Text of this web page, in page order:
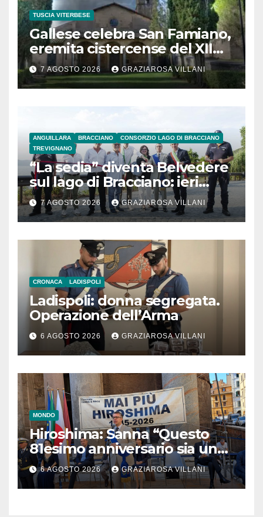
TUSCIA VITERBESE
Gallese celebra San Famiano,
eremita cistercense del XII
secolo
7 AGOSTO 2026 GRAZIAROSA VILLANI
ANGUILLARA BRACCIANO
CONSORZIO LAGO DI BRACCIANO
TREVIGNANO
“La sedia” diventa Belvedere
sul lago di Bracciano: ieri
l’inaugurazione
7 AGOSTO 2026 GRAZIAROSA VILLANI
CRONACA LADISPOLI
Ladispoli: donna segregata.
Operazione dell’Arma
6 AGOSTO 2026 GRAZIAROSA VILLANI
MONDO
Hiroshima: Sanna “Questo
81esimo anniversario sia un
monito per tutti”
6 AGOSTO 2026 GRAZIAROSA VILLANI